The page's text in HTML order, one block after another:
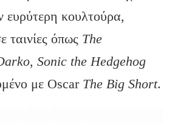
ευρύτερη κουλτούρα,
ταινίες όπως The
, Sonic the Hedgehog
με Oscar The Big Short.